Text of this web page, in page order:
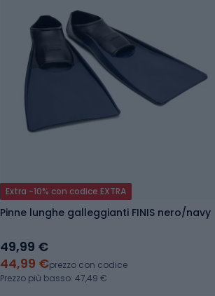
Extra -10% con codice EXTRA
Pinne lunghe galleggianti FINIS nero/navy
49,99 €
44,99 €prezzo con codice
Prezzo più basso: 47,49 €